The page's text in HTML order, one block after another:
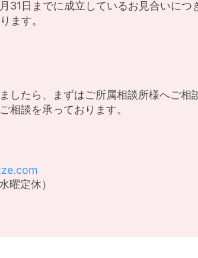
31日までに成立しているお見合いに
ます。
したら、まずはご所属相談所様へご相
相談を承っております。
曜定休）